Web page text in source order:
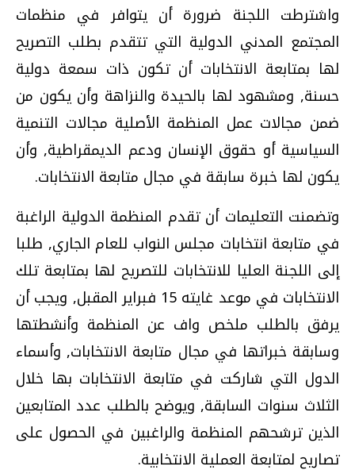
واشترطت اللجنة ضرورة أن يتوافر في منظمات
المجتمع المدني الدولية التي تتقدم بطلب التصريح
لها بمتابعة الانتخابات أن تكون ذات سمعة دولية
حسنة, ومشهود لها بالحيدة والنزاهة وأن يكون من
ضمن مجالات عمل المنظمة الأصلية مجالات التنمية
السياسية أو حقوق الإنسان ودعم الديمقراطية, وأن
يكون لها خبرة سابقة في مجال متابعة الانتخابات.
وتضمنت التعليمات أن تقدم المنظمة الدولية الراغبة
في متابعة انتخابات مجلس النواب للعام الجاري, طلبا
إلى اللجنة العليا للانتخابات للتصريح لها بمتابعة تلك
الانتخابات في موعد غايته 15 فبراير المقبل, ويجب أن
يرفق بالطلب ملخص واف عن المنظمة وأنشطتها
وسابقة خبراتها في مجال متابعة الانتخابات, وأسماء
الدول التي شاركت في متابعة الانتخابات بها خلال
الثلاث سنوات السابقة, ويوضح بالطلب عدد المتابعين
الذين ترشحهم المنظمة والراغبين في الحصول على
تصاريح لمتابعة العملية الانتخابية.